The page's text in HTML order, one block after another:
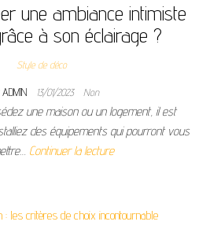
une ambiance intimiste
à son éclairage ?
Style de déco
ADMIN 13/01/2023 Non
une maison ou un logement, il est
des équipements qui pourront vous
Continuer la lecture